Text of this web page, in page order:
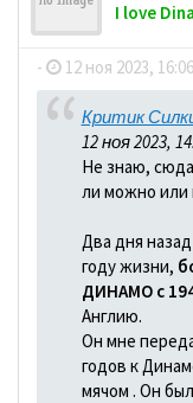
I love
- 12 ноя 2023, 16:06
Критик
12 ноя 2023,
Не знаю, сюда
ли можно или
Два дня
году жизни,
ДИНАМО с
Англию.
Он мне
годов к
мячом . Он